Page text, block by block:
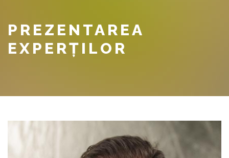
PREZENTAREA
EXPERȚILOR